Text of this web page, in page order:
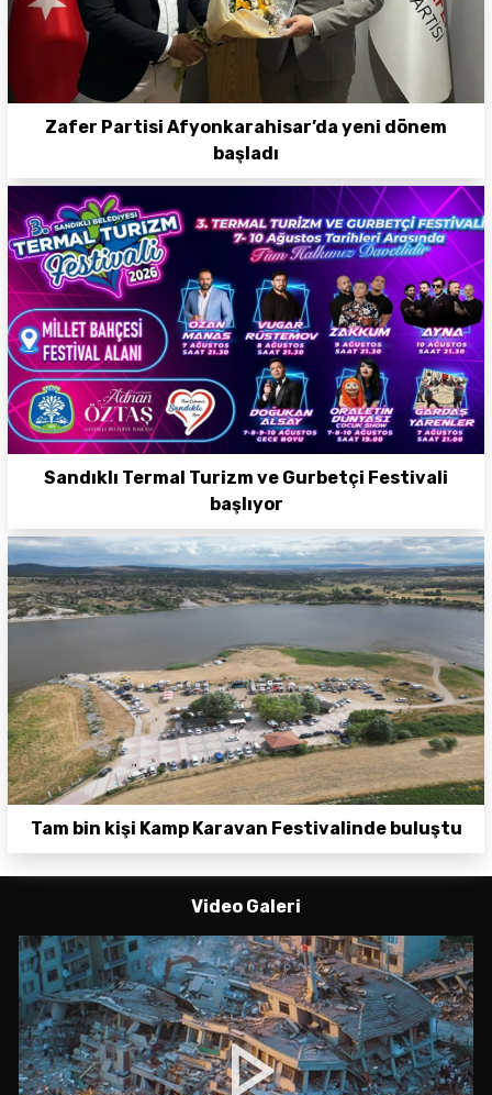
Zafer Partisi Afyonkarahisar’da yeni dönem
başladı
Sandıklı Termal Turizm ve Gurbetçi Festivali
başlıyor
Tam bin kişi Kamp Karavan Festivalinde buluştu
Video Galeri